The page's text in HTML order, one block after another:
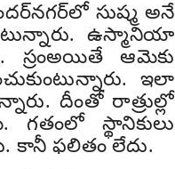
సుష్మ అనే
ఉస్మానియా
స్రంఅయితే ఆమెకు
ఇలా
దీంతో రాత్రుల్లో
గతంలో స్థానికులు
కానీ ఫలితం లేదు.